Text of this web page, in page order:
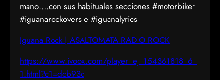
mano….con sus habituales secciones #motorbiker
#iguanarockovers e #iguanalyrics
Iguana Rock | ASALTOMATA RADIO ROCK
https://www.ivoox.com/player_ej_154361818_6_
1.html?c1=dcb93c